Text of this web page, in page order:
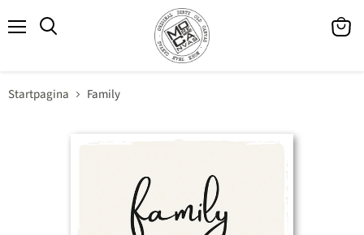
Startpagina Family